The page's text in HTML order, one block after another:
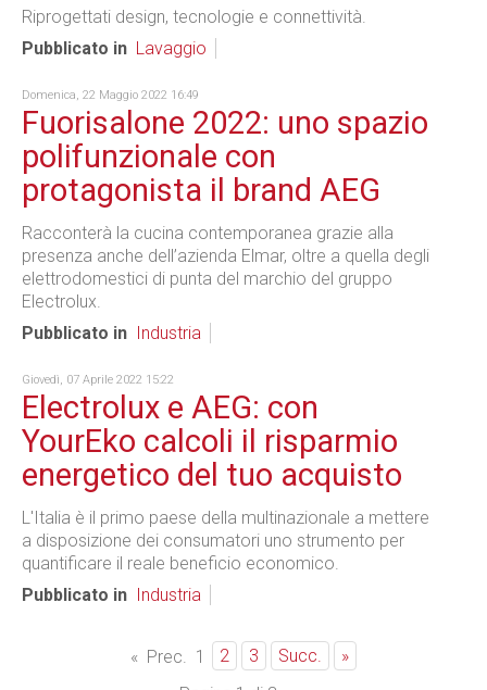
Riprogettati design, tecnologie e connettività.
Pubblicato in Lavaggio
Domenica, 22 Maggio 2022 16:49
Fuorisalone 2022: uno spazio
polifunzionale con
protagonista il brand AEG
Racconterà la cucina contemporanea grazie alla
presenza anche dell’azienda Elmar, oltre a quella degli
elettrodomestici di punta del marchio del gruppo
Electrolux.
Pubblicato in
Industria
Giovedì, 07 Aprile 2022 15:22
Electrolux e AEG: con
YourEko calcoli il risparmio
energetico del tuo acquisto
L'Italia è il primo paese della multinazionale a mettere
a disposizione dei consumatori uno strumento per
quantificare il reale beneficio economico.
Pubblicato in
Industria
« Prec. 1 2 3 Succ.
»